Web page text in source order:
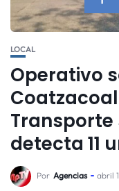
LOCAL
Operativo
detecta 11
Por Agencias abril